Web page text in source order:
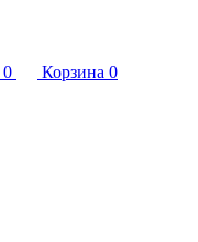
0 Корзина 0